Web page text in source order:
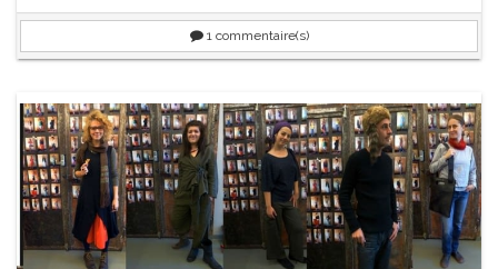
1 commentaire(s)